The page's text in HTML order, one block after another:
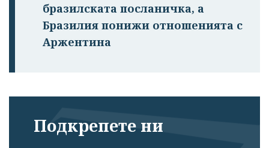
бразилската посланичка, а
Бразилия понижи отношенията с
Аржентина
Подкрепете ни